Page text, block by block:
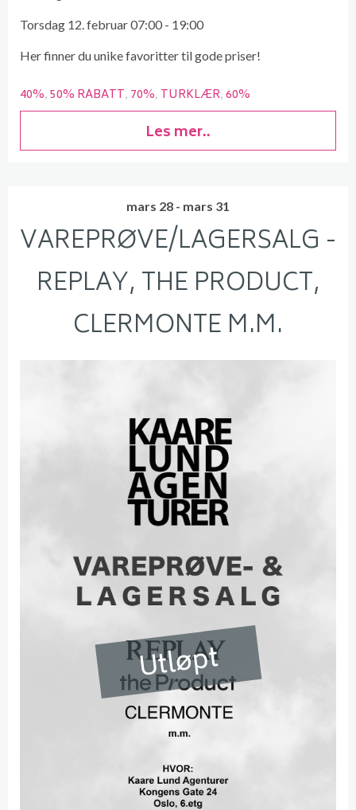
Torsdag 12. februar 07:00 - 19:00
Her finner du unike favoritter til gode priser!
40% 50% RABATT 70% TURKLÆR 60%
Les mer..
mars 28 - mars 31
VAREPRØVE/LAGERSALG -
REPLAY, THE PRODUCT,
CLERMONTE M.M.
Utløpt